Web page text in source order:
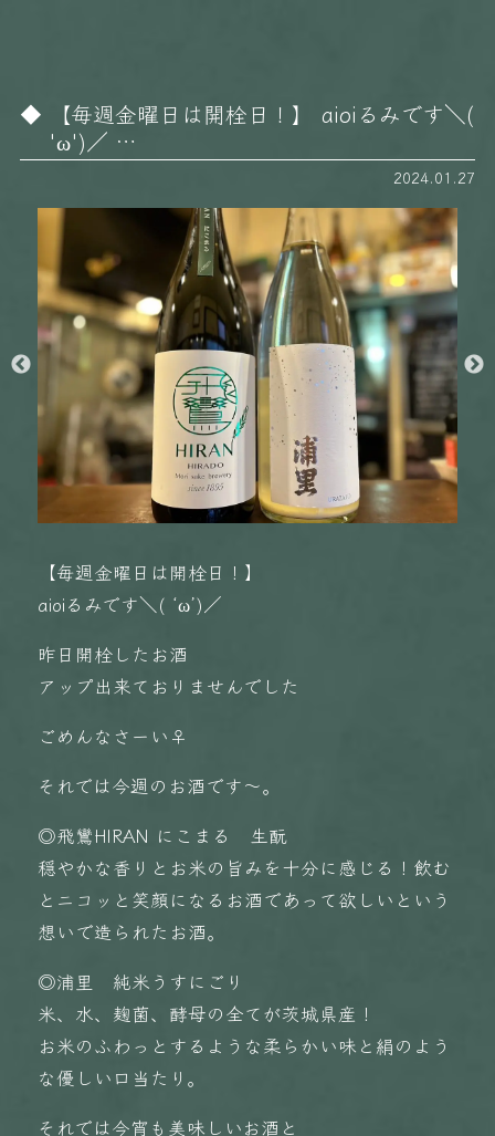
【毎週金曜日は開栓日！】 aioiるみです＼(
'ω')／ …
2024.01.27
【毎週金曜日は開栓日！】
aioiるみです＼( ‘ω’)／
昨日開栓したお酒
アップ出来ておりませんでした
ごめんなさーい‍♀️
それでは今週のお酒です〜。
◎飛鸞HIRAN にこまる 生酛
穏やかな香りとお米の旨みを十分に感じる！飲む
とニコッと笑顔になるお酒であって欲しいという
想いで造られたお酒。
◎浦里 純米うすにごり
米、水、麹菌、酵母の全てが茨城県産！
お米のふわっとするような柔らかい味と絹のよう
な優しい口当たり。
それでは今宵も美味しいお酒と